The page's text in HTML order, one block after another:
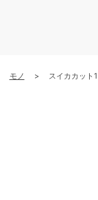
モノ > スイカカット1